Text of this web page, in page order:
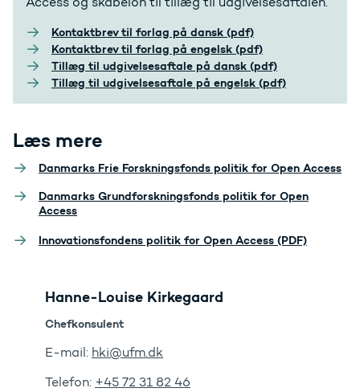
Kontaktbrev til forlag på dansk (pdf)
Kontaktbrev til forlag på engelsk (pdf)
Tillæg til udgivelsesaftale på dansk (pdf)
Tillæg til udgivelsesaftale på engelsk (pdf)
Læs mere
Danmarks Frie Forskningsfonds politik for Open Access
Danmarks Grundforskningsfonds politik for Open
Access
Innovationsfondens politik for Open Access (PDF)
Hanne-Louise Kirkegaard
Chefkonsulent
E-mail: hki@ufm.dk
Telefon: +45 72 31 82 46